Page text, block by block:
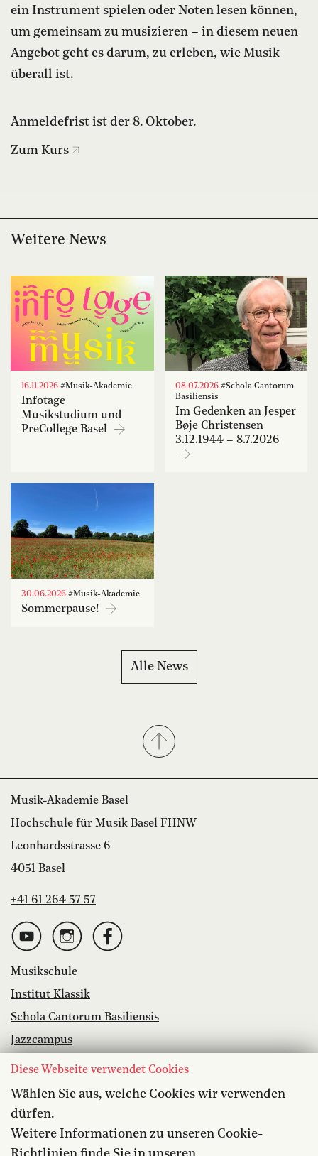
ein Instrument spielen oder Noten lesen können,
um gemeinsam zu musizieren – in diesem neuen
Angebot geht es darum, zu erleben, wie Musik
überall ist.
Anmeldefrist ist der 8. Oktober.
Zum Kurs
Weitere News
16.11.2026 #Musik-Akademie
Infotage
Musikstudium und
PreCollege Basel
08.07.2026#Schola Cantorum
Basiliensis
Im Gedenken an Jesper
Bøje Christensen
3.12.1944 – 8.7.2026
30.06.2026 #Musik-Akademie
Sommerpause!
Alle News
Musik-Akademie Basel
Hochschule für Musik Basel FHNW
Leonhardsstrasse 6
4051 Basel
+41 61 264 57 57
Musikschule
Institut Klassik
Schola Cantorum Basiliensis
Jazzcampus
Bibliothek
Offene Stellen
Barrierefreiheit
Datenschutz
Diese Webseite verwendet Cookies
Wählen Sie aus, welche Cookies wir verwenden
dürfen.
Weitere Informationen zu unseren Cookie-